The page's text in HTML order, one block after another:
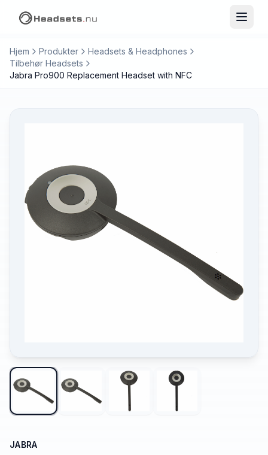
Hjem Produkter
Headsets & Headphones
Tilbehør Headsets
Jabra Pro900 Replacement Headset with NFC
JABRA